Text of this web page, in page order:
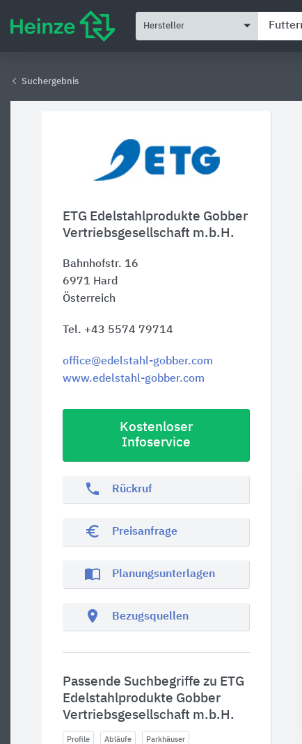
Hersteller
Suchergebnis
ETG Edelstahlprodukte Gobber
Vertriebsgesellschaft m.b.H.
Bahnhofstr. 16
6971 Hard
Österreich
Tel. +43 5574 79714
office@edelstahl-gobber.com
www.edelstahl-gobber.com
Kostenloser
Infoservice
phone Rückruf
euro_symbol Preisanfrage
import_contacts Planungsunterlagen
location_on Bezugsquellen
Passende Suchbegriffe zu ETG
Edelstahlprodukte Gobber
Vertriebsgesellschaft m.b.H.
Profile Abläufe Parkhäuser